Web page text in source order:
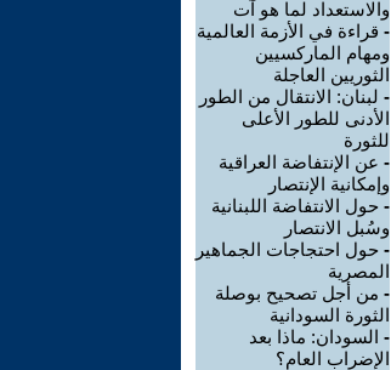
والاستعداد لما هو آت
- قراءة في الأزمة العالمية
ومهام الماركسيين
الثوريين العاجلة
- لبنان: الانتقال من الطور
الأدنى للطور الأعلى
للثورة
- عن الإنتفاضة العراقية
وإمكانية الإنتصار
- حول الانتفاضة اللبنانية
وسُبل الانتصار
- حول احتجاجات الجماهير
المصرية
- من أجل تصحيح بوصلة
الثورة السودانية
- السودان: ماذا بعد
الإضراب العام؟